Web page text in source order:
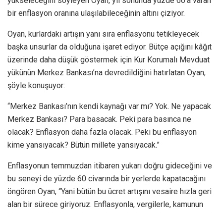
bir enflasyon oranına ulaşılabileceğinin altını çiziyor.
Oyan, kurlardaki artışın yanı sıra enflasyonu tetikleyecek
başka unsurlar da olduğuna işaret ediyor. Bütçe açığını kâğıt
üzerinde daha düşük göstermek için Kur Korumalı Mevduat
yükünün Merkez Bankası’na devredildiğini hatırlatan Oyan,
şöyle konuşuyor:
“Merkez Bankası’nın kendi kaynağı var mı? Yok. Ne yapacak
Merkez Bankası? Para basacak. Peki para basınca ne
olacak? Enflasyon daha fazla olacak. Peki bu enflasyon
kime yansıyacak? Bütün millete yansıyacak.”
Enflasyonun temmuzdan itibaren yukarı doğru gideceğini ve
bu seneyi de yüzde 60 civarında bir yerlerde kapatacağını
öngören Oyan, “Yani bütün bu ücret artışını vesaire hızla geri
alan bir sürece giriyoruz. Enflasyonla, vergilerle, kamunun